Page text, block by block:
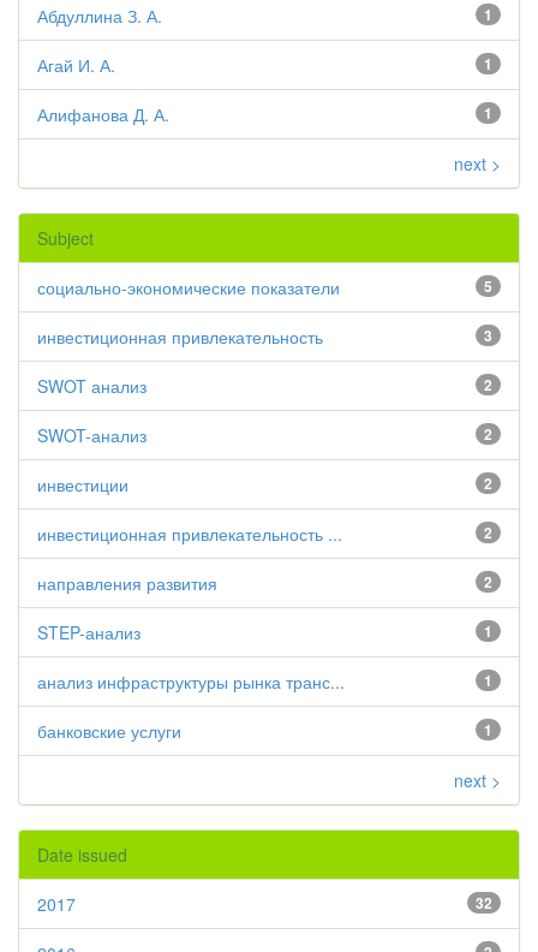
1
Абдуллина З. А.
1
Агай И. А.
1
Алифанова Д. А.
next >
Subject
5
социально-экономические показатели
3
инвестиционная привлекательность
2
SWOT анализ
2
SWOT-анализ
2
инвестиции
2
инвестиционная привлекательность ...
2
направления развития
1
STEP-анализ
1
анализ инфраструктуры рынка транс...
1
банковские услуги
next >
Date issued
32
2017